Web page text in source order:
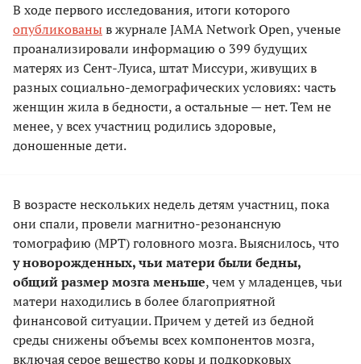
В ходе первого исследования, итоги которого
опубликованыв журнале JAMA Network Open, ученые
проанализировали информацию о 399 будущих
матерях из Сент-Луиса, штат Миссури, живущих в
разных социально-демографических условиях: часть
женщин жила в бедности, а остальные — нет. Тем не
менее, у всех участниц родились здоровые,
доношенные дети.
В возрасте нескольких недель детям участниц, пока
они спали, провели магнитно-резонансную
томографию (МРТ) головного мозга. Выяснилось, что
у новорожденных, чьи матери были бедны,
общий размер мозга меньше, чем у младенцев, чьи
матери находились в более благоприятной
финансовой ситуации. Причем у детей из бедной
среды снижены объемы всех компонентов мозга,
включая серое вещество коры и подкорковых